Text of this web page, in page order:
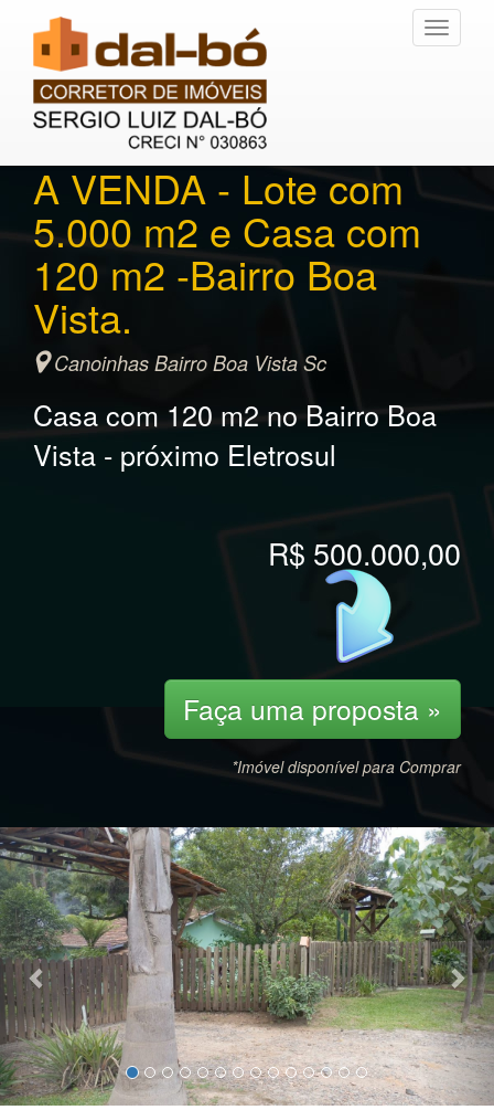
Toggle
A VENDA - Lote com
5.000 m2 e Casa com
120 m2 -Bairro Boa
Vista.
Canoinhas Bairro Boa Vista Sc
Casa com 120 m2 no Bairro Boa
Vista - próximo Eletrosul
R$ 500.000,00
Faça uma proposta »
*Imóvel disponível para Comprar
Previous